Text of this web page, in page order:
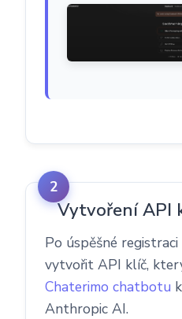
Vytvoření API
Po úspěšné
vytvořit API klíč,
Chaterimo chatbotu
Anthropic AI.